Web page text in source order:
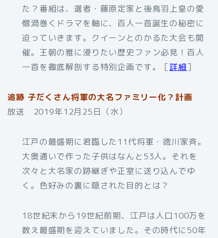
た？番組は、選者・藤原定家と後鳥羽上皇の愛
憎渦巻くドラマを軸に、百人一首誕生の秘密に
迫っていきます。クイーンとのかるた大会も開
催。王朝の雅に浸りたい歴史ファン必見！百人
一首を徹底解剖する特別企画です。［詳細］
追跡 子だくさん将軍の大名ファミリー化？計画
放送 2019年12月25日（水）
江戸の最盛期に君臨した11代将軍・徳川家斉。
大奥通いで作った子供はなんと53人。それを
次々と大名家の跡継ぎや正室に送り込んでゆ
く。色好みの裏に隠された目的とは？
18世紀末から19世紀前期、江戸は人口100万を
数え最盛期を迎えていました。その時代に50年